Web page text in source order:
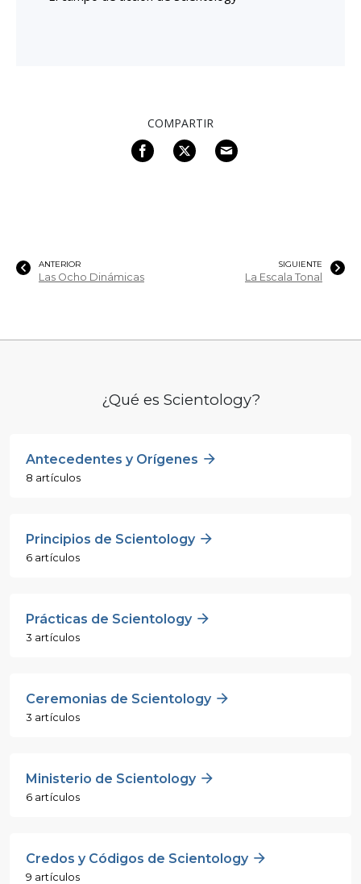
COMPARTIR
ANTERIOR
Las Ocho Dinámicas
SIGUIENTE
La Escala Tonal
¿Qué es Scientology?
Antecedentes y Orígenes
8 artículos
Principios de Scientology
6 artículos
Prácticas de Scientology
3 artículos
Ceremonias de Scientology
3 artículos
Ministerio de Scientology
6 artículos
Credos y Códigos de Scientology
9 artículos